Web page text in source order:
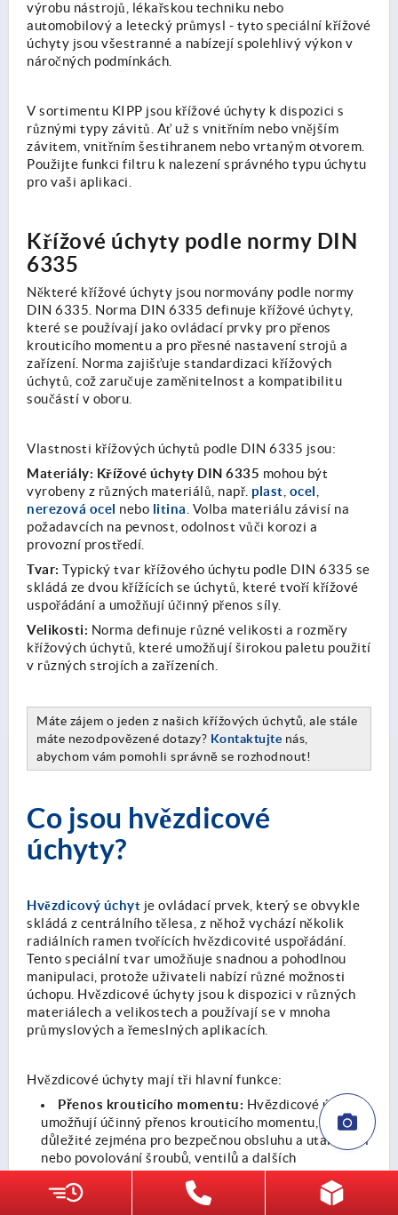
výrobu nástrojů, lékařskou techniku nebo
automobilový a letecký průmysl - tyto speciální křížové
úchyty jsou všestranné a nabízejí spolehlivý výkon v
náročných podmínkách.
V sortimentu KIPP jsou křížové úchyty k dispozici s
různými typy závitů. Ať už s vnitřním nebo vnějším
závitem, vnitřním šestihranem nebo vrtaným otvorem.
Použijte funkci filtru k nalezení správného typu úchytu
pro vaši aplikaci.
Křížové úchyty podle normy DIN
6335
Některé křížové úchyty jsou normovány podle normy
DIN 6335. Norma DIN 6335 definuje křížové úchyty,
které se používají jako ovládací prvky pro přenos
krouticího momentu a pro přesné nastavení strojů a
zařízení. Norma zajišťuje standardizaci křížových
úchytů, což zaručuje zaměnitelnost a kompatibilitu
součástí v oboru.
Vlastnosti křížových úchytů podle DIN 6335 jsou:
Materiály: Křížové úchyty DIN 6335 mohou být
vyrobeny z různých materiálů, např. plast, ocel,
nerezová ocel nebo litina. Volba materiálu závisí na
požadavcích na pevnost, odolnost vůči korozi a
provozní prostředí.
Tvar: Typický tvar křížového úchytu podle DIN 6335 se
skládá ze dvou křížících se úchytů, které tvoří křížové
uspořádání a umožňují účinný přenos síly.
Velikosti: Norma definuje různé velikosti a rozměry
křížových úchytů, které umožňují širokou paletu použití
v různých strojích a zařízeních.
Máte zájem o jeden z našich křížových úchytů, ale stále
máte nezodpovězené dotazy? Kontaktujte nás,
abychom vám pomohli správně se rozhodnout!
Co jsou hvězdicové
úchyty?
Hvězdicový úchyt je ovládací prvek, který se obvykle
skládá z centrálního tělesa, z něhož vychází několik
radiálních ramen tvořících hvězdicovité uspořádání.
Tento speciální tvar umožňuje snadnou a pohodlnou
manipulaci, protože uživateli nabízí různé možnosti
úchopu. Hvězdicové úchyty jsou k dispozici v různých
materiálech a velikostech a používají se v mnoha
průmyslových a řemeslných aplikacích.
Hvězdicové úchyty mají tři hlavní funkce:
Přenos krouticího momentu: Hvězdicové úchyty
umožňují účinný přenos krouticího momentu, což je
důležité zejména pro bezpečnou obsluhu a utahování
nebo povolování šroubů, ventilů a dalších
Přesné seřízení:
Často se používají k přesnému